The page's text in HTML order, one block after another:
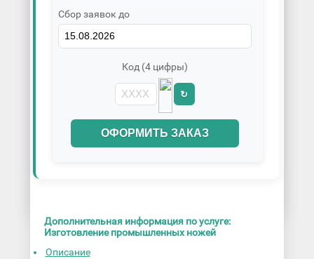
Сбор заявок до
Код (4 цифры)
↻
ОФОРМИТЬ ЗАКАЗ
Дополнительная информация по услуге:
Изготовление промышленных ножей
Описание